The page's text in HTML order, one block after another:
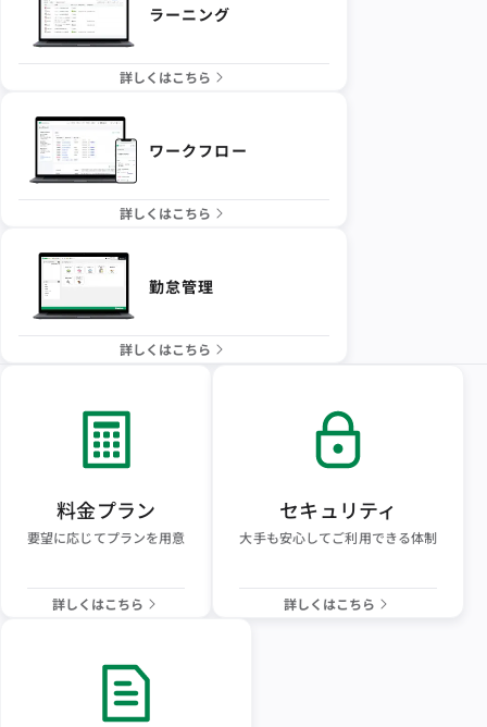
ラーニング
詳しくはこちら
ワークフロー
詳しくはこちら
勤怠管理
詳しくはこちら
料金プラン
要望に応じてプランを用意
詳しくはこちら
セキュリティ
大手も安心してご利用できる体制
詳しくはこちら